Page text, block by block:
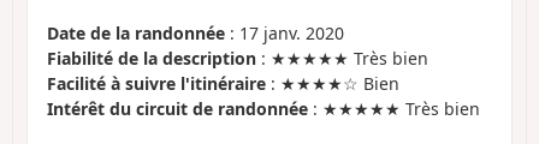
Date de la randonnée : 17 janv. 2020
Fiabilité de la description : ★★★★★ Très bien
Facilité à suivre l'itinéraire : ★★★★☆ Bien
Intérêt du circuit de randonnée : ★★★★★ Très bien